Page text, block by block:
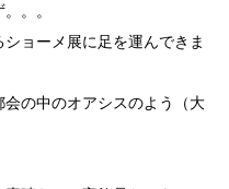
。。
ョーメ展に足を運んできま
の中のオアシスのよう（大